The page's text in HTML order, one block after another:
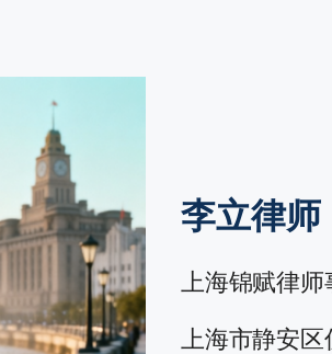
李立律师
上海锦赋律
上海市静安